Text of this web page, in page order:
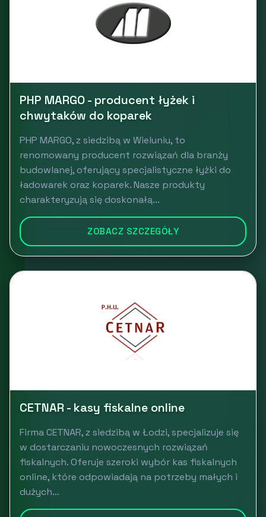
PHP MARGO - producent łyżek i
chwytaków do koparek
PHP MARGO, z siedzibą w Wieluniu, to
renomowany producent rozwiązań dla branży
budowlanej, oferujący specjalistyczne łyżki do
ładowarek oraz koparek. Nasze produkty
charakteryzują się doskonałą...
ZOBACZ SZCZEGÓŁY
CETNAR - kasy fiskalne online
Firma CETNAR, z siedzibą w Łodzi, specjalizuje się
w dostarczaniu nowoczesnych rozwiązań
fiskalnych. Oferuje szeroki wybór kas fiskalnych
online, które odpowiadają na potrzeby małych i
dużych...